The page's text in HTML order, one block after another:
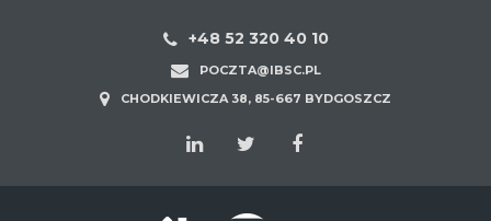
+48 52 320 40 10
POCZTA@IBSC.PL
CHODKIEWICZA 38, 85-667 BYDGOSZCZ